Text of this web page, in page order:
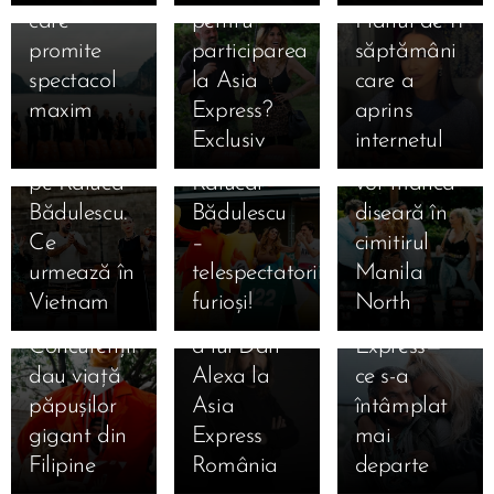
care
promite
spectacol
maxim 😱
pentru
participarea
la Asia
Express?
Exclusiv
Planul de 11
săptămâni
care a
aprins
internetul
roșie a
adus
eliminare
la Manila
și a
pe Raluca
Bădulescu.
Ce
urmează în
Vietnam
Manila!
Emil,
acuzat că i-
a făcut
cadou
amuleta
Ralucăi
Bădulescu
–
telespectatorii,
furioși!
🥵 De
necrezut!
Concurenții
Asia
Express vor
dormi și
vor mânca
diseară în
cimitirul
Manila
North
23.09.2025
Spectacol
nebun la
Asia
Express
diseară! 🎭
Concurenții
dau viață
păpușilor
gigant din
Filipine
plâns
pentru
familie 😢…
dar în
spatele
camerelor
se
pregătea
DIVORȚUL!
Povestea
cutremurătoare
a lui Dan
Alexa la
Asia
Express
România
Joseph &
Anda
Adam au
renunțat la
lavaliere și
au vrut să
abandoneze
după un
moment
tensionat
la Asia
Express—
ce s-a
întâmplat
mai
departe